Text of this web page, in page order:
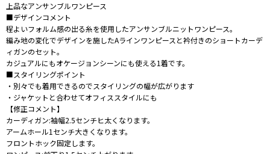
上品なアンサンブルワンピース
■デザインコメント
程よいフォルム感の出る糸を使用したアンサンブルニットワンピース。
編み地の変化でデザインを施したAラインワンピースと衿付きのショートカーデ
ィガンのセット。
カジュアルにもオケージョンシーンにも使える1着です。
■スタイリングポイント
・別々でも着用できるのでスタイリングの幅が広がります
・ジャケットと合わせてオフィススタイルにも
【修正コメント】
カーディガン:袖幅2.5センチヒ太くなります。
アームホール1センチ大きくなります。
フロントホック固定します。